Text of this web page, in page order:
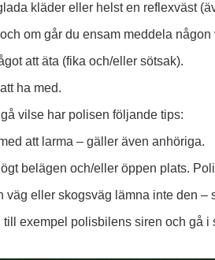
kläder eller helst en reflexväst
om går du ensam meddela
att äta (fika och/eller sötsak).
ha med.
vilse har polisen följande tips:
att larma – gäller även anhöriga.
belägen och/eller öppen plats.
väg eller skogsväg lämna inte den
till exempel polisbilens siren och gå i